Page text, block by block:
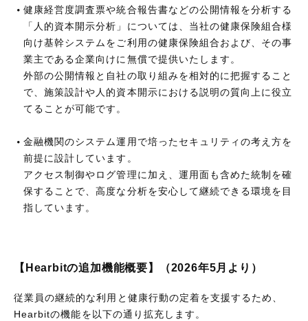
健康経営度調査票や統合報告書などの公開情報を分析する
「人的資本開示分析」については、当社の健康保険組合様
向け基幹システムをご利用の健康保険組合および、その事
業主である企業向けに無償で提供いたします。
外部の公開情報と自社の取り組みを相対的に把握すること
で、施策設計や人的資本開示における説明の質向上に役立
てることが可能です。
金融機関のシステム運用で培ったセキュリティの考え方を
前提に設計しています。
アクセス制御やログ管理に加え、運用面も含めた統制を確
保することで、高度な分析を安心して継続できる環境を目
指しています。
【Hearbitの追加機能概要】（2026年5月より）
従業員の継続的な利用と健康行動の定着を支援するため、
Hearbitの機能を以下の通り拡充します。